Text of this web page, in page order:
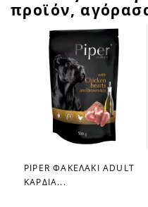
προϊόν,
favorite_border
PIPER ΦΑΚΕΛΑΚΙ ADULT
ΚΑΡΔΙΑ...